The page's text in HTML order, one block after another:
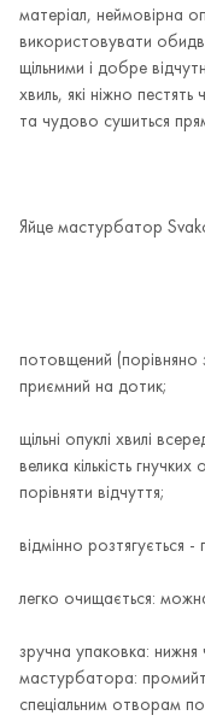
матеріал, неймовірна
використовувати
щільними і добре
хвиль, які ніжно пестять
та чудово сушиться
Яйце мастурбатор
потовщений (порівняно
приємний на дотик;
щільні опуклі хвилі
велика кількість
порівняти відчуття;
відмінно розтягується -
легко очищається:
зручна упаковка: нижня
мастурбатора:
спеціальним отворам